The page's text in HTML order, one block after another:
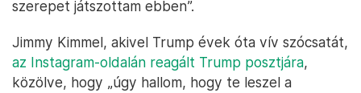
szerepet játszottam ebben”.
Jimmy Kimmel, akivel Trump évek óta vív szócsatát,
az Instagram-oldalán reagált Trump posztjára,
közölve, hogy „úgy hallom, hogy te leszel a